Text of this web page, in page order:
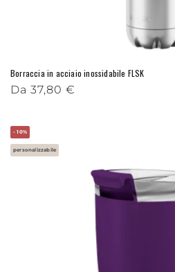
Borraccia in acciaio inossidabile FLSK
Prezzo di listino
Da 37,80 €
- 10%
personalizzabile